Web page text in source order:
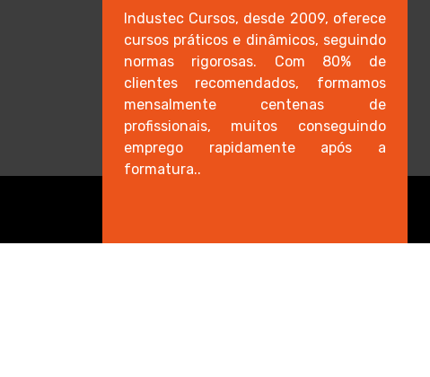
Industec Cursos, desde 2009, oferece
cursos práticos e dinâmicos, seguindo
normas rigorosas. Com 80% de
clientes recomendados, formamos
mensalmente centenas de
profissionais, muitos conseguindo
emprego rapidamente após a
formatura..